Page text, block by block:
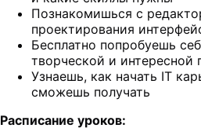
Познакомишься с
проектирования
Бесплатно попробуешь
творческой и интересной
Узнаешь, как начать IT
сможешь получать
Расписание уроков: